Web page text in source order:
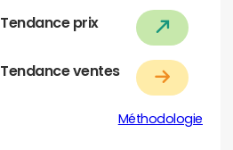
Tendance prix
Tendance ventes
Méthodologie